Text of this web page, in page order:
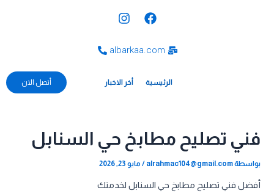
F
a
e
o
I
n
t
r
albarkaa.com
الرئيسية أخر الاخبار أتصل الان
فني تصليح مطابخ حي السنابل
بواسطةalrahmac104@gmail.com
/ مايو 23, 2026
أفضل فني تصليح مطابخ حي السنابل لخدمتك